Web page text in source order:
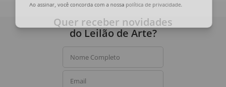
Quer receber novidades
do Leilão de Arte?
Nome Completo
Email